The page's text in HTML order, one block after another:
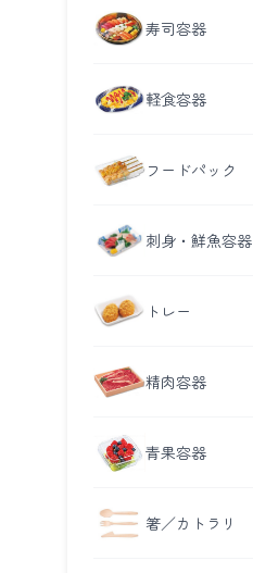
寿司容器
軽食容器
フードパック
刺身・鮮魚容器
トレー
精肉容器
青果容器
箸／カトラリ